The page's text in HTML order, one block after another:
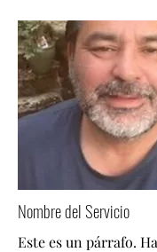
Nombre del Servicio
Este es un párrafo.